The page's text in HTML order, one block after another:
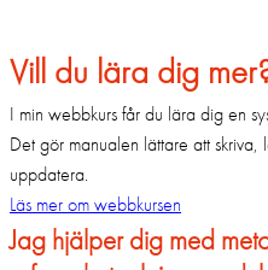
Vill du lära dig
I min webbkurs får du lära dig en
Det gör manualen lättare att
uppdatera.
Läs mer om webbkursen
Jag hjälper dig med